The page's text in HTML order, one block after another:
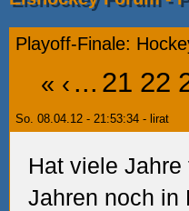
Playoff-Finale:
« ‹ ... 21 22
So. 08.04.12 - 21:53:34 - lirat
Hat viele
Jahren noch in